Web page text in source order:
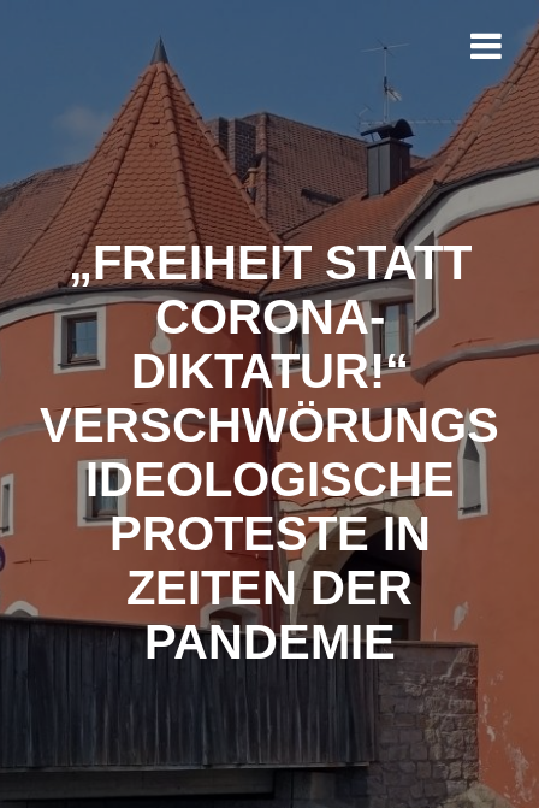
„FREIHEIT STATT
CORONA-
DIKTATUR!“
VERSCHWÖRUNGS
IDEOLOGISCHE
PROTESTE IN
ZEITEN DER
PANDEMIE